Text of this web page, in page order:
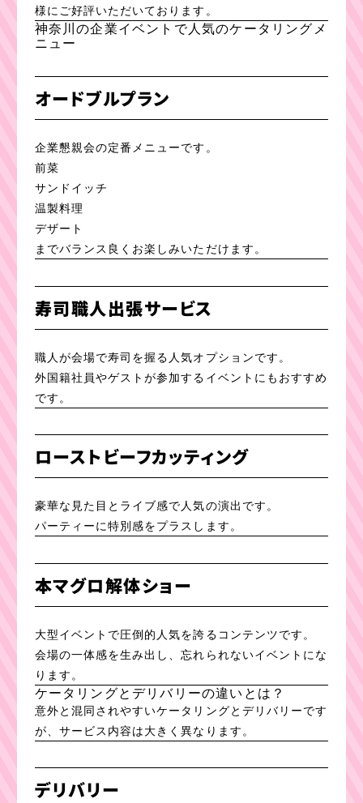
様にご好評いただいております。
神奈川の企業イベントで人気のケータリングメ
ニュー
オードブルプラン
企業懇親会の定番メニューです。
前菜
サンドイッチ
温製料理
デザート
までバランス良くお楽しみいただけます。
寿司職人出張サービス
職人が会場で寿司を握る人気オプションです。
外国籍社員やゲストが参加するイベントにもおすすめ
です。
ローストビーフカッティング
豪華な見た目とライブ感で人気の演出です。
パーティーに特別感をプラスします。
本マグロ解体ショー
大型イベントで圧倒的人気を誇るコンテンツです。
会場の一体感を生み出し、忘れられないイベントにな
ります。
ケータリングとデリバリーの違いとは？
意外と混同されやすいケータリングとデリバリーです
が、サービス内容は大きく異なります。
デリバリー